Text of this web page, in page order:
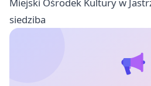
Miejski Ośrodek Kultury w
siedziba